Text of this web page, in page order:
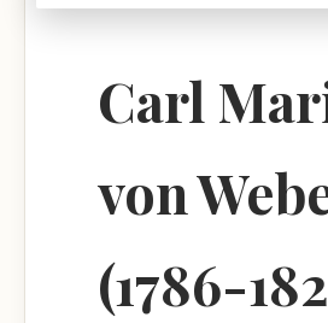
Carl
von
(1786-